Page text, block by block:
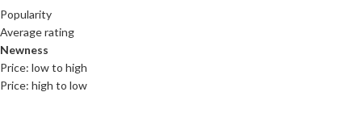
Popularity
Average rating
Newness
Price: low to high
Price: high to low